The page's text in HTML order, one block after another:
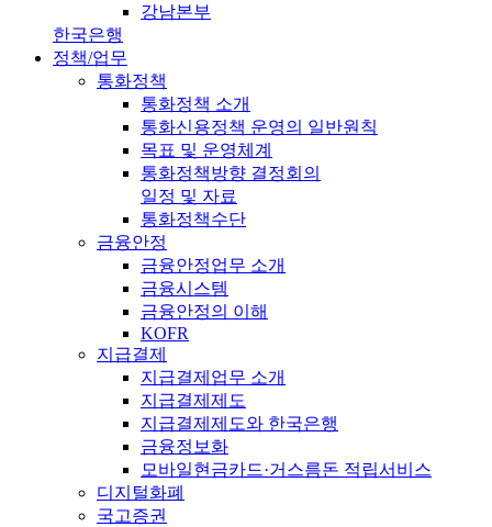
강남본부
한국은행
정책/업무
통화정책
통화정책 소개
통화신용정책 운영의 일반원칙
목표 및 운영체계
통화정책방향 결정회의
일정 및 자료
통화정책수단
금융안정
금융안정업무 소개
금융시스템
금융안정의 이해
KOFR
지급결제
지급결제업무 소개
지급결제제도
지급결제제도와 한국은행
금융정보화
모바일현금카드·거스름돈 적립서비스
디지털화폐
국고증권